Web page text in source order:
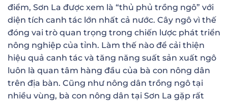
điểm, Sơn La được xem là “thủ phủ trồng ngô” với
diện tích canh tác lớn nhất cả nước. Cây ngô vì thế
đóng vai trò quan trọng trong chiến lược phát triển
nông nghiệp của tỉnh. Làm thế nào để cải thiện
hiệu quả canh tác và tăng năng suất sản xuất ngô
luôn là quan tâm hàng đầu của bà con nông dân
trên địa bàn. Cũng như nông dân trồng ngô tại
nhiều vùng, bà con nông dân tại Sơn La gặp rất